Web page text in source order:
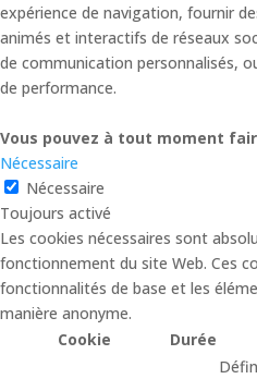
expérience de navigation, fournir
animés et interactifs de réseaux
de communication personnalisés,
de performance.
Vous pouvez à tout moment
Nécessaire
Nécessaire
Toujours activé
Les cookies nécessaires sont
fonctionnement du site Web. Ces
fonctionnalités de base et les
manière anonyme.
Cookie
Durée